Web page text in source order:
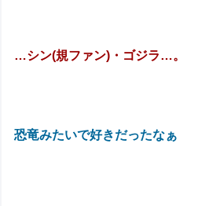
…シン(規ファン)・ゴジラ…。
恐竜みたいで好きだったなぁ